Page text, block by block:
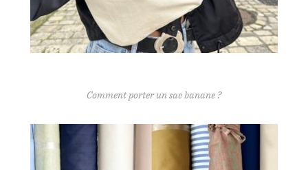
Comment porter un sac banane ?